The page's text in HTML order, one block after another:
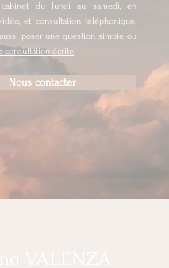
du lundi au samedi,en
, et consultation téléphonique.
poser une question simple ou
consultation écrite.
Nous contacter